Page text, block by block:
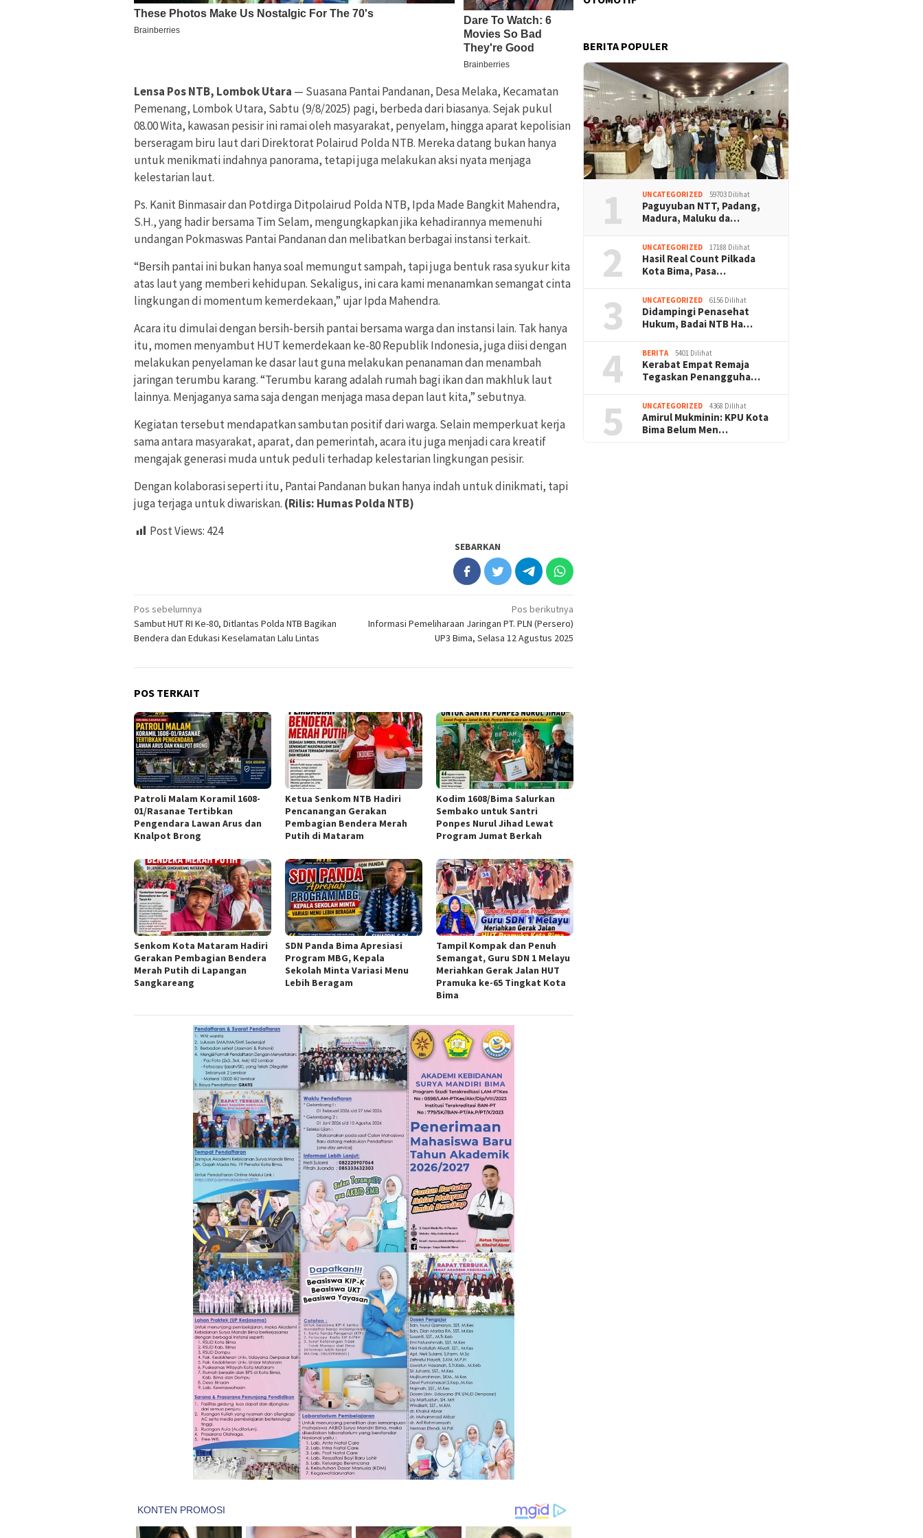
Lensa Pos NTB, Lombok Utara — Suasana Pantai Pandanan, Desa Melaka, Kecamatan
Pemenang, Lombok Utara, Sabtu (9/8/2025) pagi, berbeda dari biasanya. Sejak pukul
08.00 Wita, kawasan pesisir ini ramai oleh masyarakat, penyelam, hingga aparat kepolisian
berseragam biru laut dari Direktorat Polairud Polda NTB. Mereka datang bukan hanya
untuk menikmati indahnya panorama, tetapi juga melakukan aksi nyata menjaga
kelestarian laut.
Ps. Kanit Binmasair dan Potdirga Ditpolairud Polda NTB, Ipda Made Bangkit Mahendra,
S.H., yang hadir bersama Tim Selam, mengungkapkan jika kehadirannya memenuhi
undangan Pokmaswas Pantai Pandanan dan melibatkan berbagai instansi terkait.
“Bersih pantai ini bukan hanya soal memungut sampah, tapi juga bentuk rasa syukur kita
atas laut yang memberi kehidupan. Sekaligus, ini cara kami menanamkan semangat cinta
lingkungan di momentum kemerdekaan,” ujar Ipda Mahendra.
Acara itu dimulai dengan bersih-bersih pantai bersama warga dan instansi lain. Tak hanya
itu, momen menyambut HUT kemerdekaan ke-80 Republik Indonesia, juga diisi dengan
melakukan penyelaman ke dasar laut guna melakukan penanaman dan menambah
jaringan terumbu karang. “Terumbu karang adalah rumah bagi ikan dan makhluk laut
lainnya. Menjaganya sama saja dengan menjaga masa depan laut kita,” sebutnya.
Kegiatan tersebut mendapatkan sambutan positif dari warga. Selain memperkuat kerja
sama antara masyarakat, aparat, dan pemerintah, acara itu juga menjadi cara kreatif
mengajak generasi muda untuk peduli terhadap kelestarian lingkungan pesisir.
Dengan kolaborasi seperti itu, Pantai Pandanan bukan hanya indah untuk dinikmati, tapi
juga terjaga untuk diwariskan. (Rilis: Humas Polda NTB)
Post Views: 424
SEBARKAN
Navigasi
pos
Pos sebelumnya
Sambut HUT RI Ke-80, Ditlantas Polda NTB Bagikan
Bendera dan Edukasi Keselamatan Lalu Lintas
Pos berikutnya
Informasi Pemeliharaan Jaringan PT. PLN (Persero)
UP3 Bima, Selasa 12 Agustus 2025
POS TERKAIT
Patroli Malam Koramil 1608-
01/Rasanae Tertibkan
Pengendara Lawan Arus dan
Knalpot Brong
Ketua Senkom NTB Hadiri
Pencanangan Gerakan
Pembagian Bendera Merah
Putih di Mataram
Kodim 1608/Bima Salurkan
Sembako untuk Santri
Ponpes Nurul Jihad Lewat
Program Jumat Berkah
Senkom Kota Mataram Hadiri
Gerakan Pembagian Bendera
Merah Putih di Lapangan
Sangkareang
SDN Panda Bima Apresiasi
Program MBG, Kepala
Sekolah Minta Variasi Menu
Lebih Beragam
Tampil Kompak dan Penuh
Semangat, Guru SDN 1 Melayu
Meriahkan Gerak Jalan HUT
Pramuka ke-65 Tingkat Kota
Bima
BERITA POPULER
1 UNCATEGORIZED 59703 Dilihat
Paguyuban NTT, Padang,
Madura, Maluku da…
2 UNCATEGORIZED 17188 Dilihat
Hasil Real Count Pilkada
Kota Bima, Pasa…
3 UNCATEGORIZED 6156 Dilihat
Didampingi Penasehat
Hukum, Badai NTB Ha…
4 BERITA 5401 Dilihat
Kerabat Empat Remaja
Tegaskan Penangguha…
5 UNCATEGORIZED 4368 Dilihat
Amirul Mukminin: KPU Kota
Bima Belum Men…